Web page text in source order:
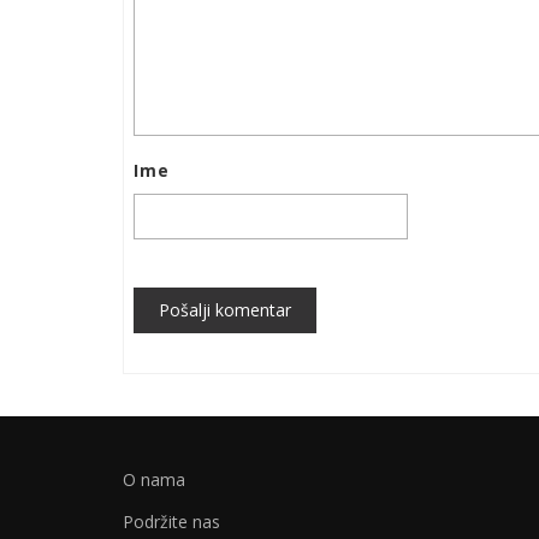
Ime
Pošalji komentar
O nama
Podržite nas